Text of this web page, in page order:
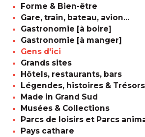
Forme & Bien-être
Gare, train, bateau, avion...
Gastronomie [à boire]
Gastronomie [à manger]
Gens d'ici
Grands sites
Hôtels, restaurants, bars
Légendes, histoires & Trésors
Made in Grand Sud
Musées & Collections
Parcs de loisirs et Parcs
Pays cathare